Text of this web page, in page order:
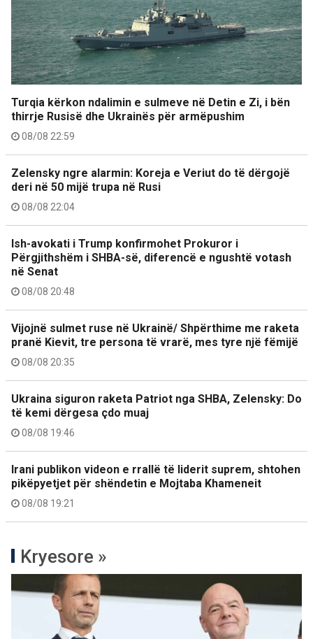
Turqia kërkon ndalimin e sulmeve në Detin e Zi, i bën
thirrje Rusisë dhe Ukrainës për armëpushim
08/08 22:59
Zelensky ngre alarmin: Koreja e Veriut do të dërgojë
deri në 50 mijë trupa në Rusi
08/08 22:04
Ish-avokati i Trump konfirmohet Prokuror i
Përgjithshëm i SHBA-së, diferencë e ngushtë votash
në Senat
08/08 20:48
Vijojnë sulmet ruse në Ukrainë/ Shpërthime me raketa
pranë Kievit, tre persona të vrarë, mes tyre një fëmijë
08/08 20:35
Ukraina siguron raketa Patriot nga SHBA, Zelensky: Do
të kemi dërgesa çdo muaj
08/08 19:46
Irani publikon videon e rrallë të liderit suprem, shtohen
pikëpyetjet për shëndetin e Mojtaba Khameneit
08/08 19:21
Kryesore »